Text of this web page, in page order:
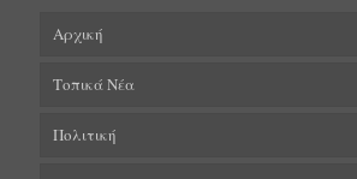
Αρχική
Τοπικά Νέα
Πολιτική